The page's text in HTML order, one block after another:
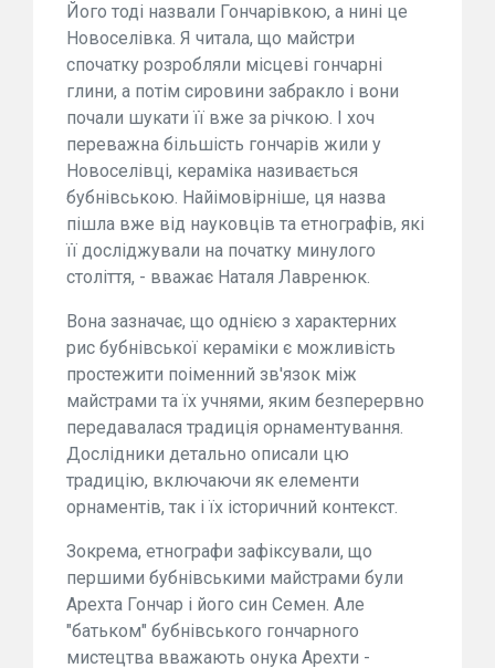
Його тоді назвали Гончарівкою, а нині це
Новоселівка. Я читала, що майстри
спочатку розробляли місцеві гончарні
глини, а потім сировини забракло і вони
почали шукати її вже за річкою. І хоч
переважна більшість гончарів жили у
Новоселівці, кераміка називається
бубнівською. Найімовірніше, ця назва
пішла вже від науковців та етнографів, які
її досліджували на початку минулого
століття, - вважає Наталя Лавренюк.
Вона зазначає, що однією з характерних
рис бубнівської кераміки є можливість
простежити поіменний зв'язок між
майстрами та їх учнями, яким безперервно
передавалася традиція орнаментування.
Дослідники детально описали цю
традицію, включаючи як елементи
орнаментів, так і їх історичний контекст.
Зокрема, етнографи зафіксували, що
першими бубнівськими майстрами були
Арехта Гончар і його син Семен. Але
"батьком" бубнівського гончарного
мистецтва вважають онука Арехти -